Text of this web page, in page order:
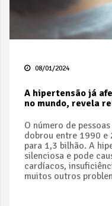
08/01/2024
A hipertensão já
no mundo, revela
O número de
dobrou entre 1990 e
para 1,3 bilhão. A
silenciosa e pode
cardíacos,
muitos outros